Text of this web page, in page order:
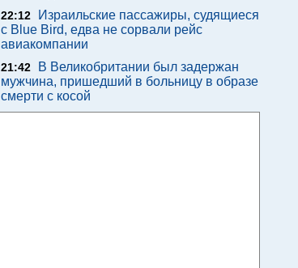
22:12
Израильские пассажиры, судящиеся
с Blue Bird, едва не сорвали рейс
авиакомпании
21:42
В Великобритании был задержан
мужчина, пришедший в больницу в образе
смерти с косой